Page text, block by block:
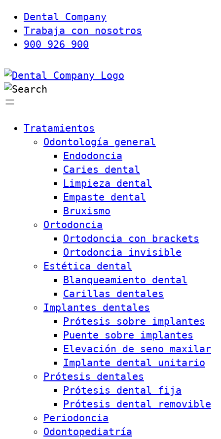
Dental Company
Trabaja con nosotros
900 926 900
Tratamientos
Odontología general
Endodoncia
Caries dental
Limpieza dental
Empaste dental
Bruxismo
Ortodoncia
Ortodoncia con brackets
Ortodoncia invisible
Estética dental
Blanqueamiento dental
Carillas dentales
Implantes dentales
Prótesis sobre implantes
Puente sobre implantes
Elevación de seno maxilar
Implante dental unitario
Prótesis dentales
Prótesis dental fija
Prótesis dental removible
Periodoncia
Odontopediatría